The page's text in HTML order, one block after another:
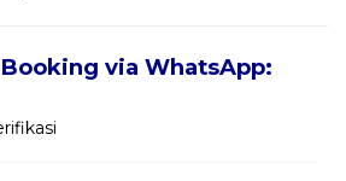
via WhatsApp: